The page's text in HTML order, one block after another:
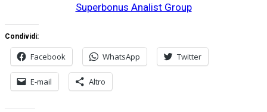
Superbonus Analist Group
Condividi:
Facebook WhatsApp Twitter
E-mail Altro